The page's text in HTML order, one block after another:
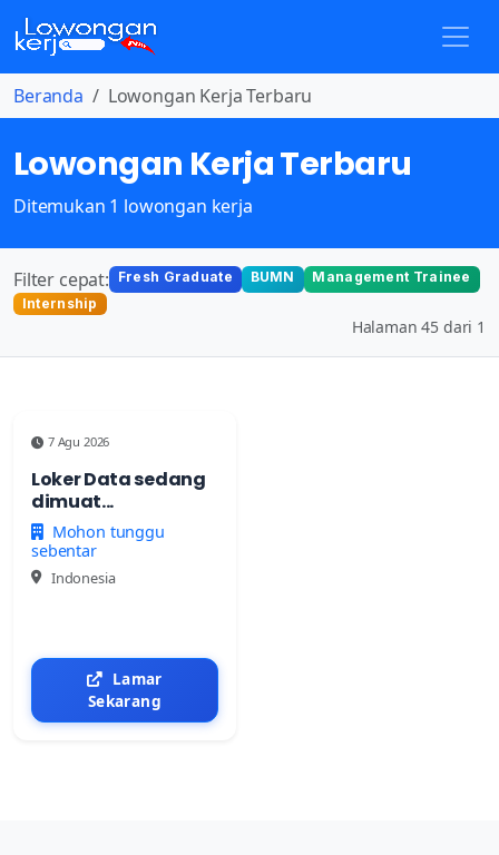
Beranda Lowongan Kerja Terbaru
Lowongan Kerja Terbaru
Ditemukan 1 lowongan kerja
Filter cepat: Fresh Graduate BUMN
Management Trainee
Internship
Halaman 45 dari 1
7 Agu 2026
Loker Data sedang
dimuat...
Mohon tunggu
sebentar
Indonesia
Lamar
Sekarang